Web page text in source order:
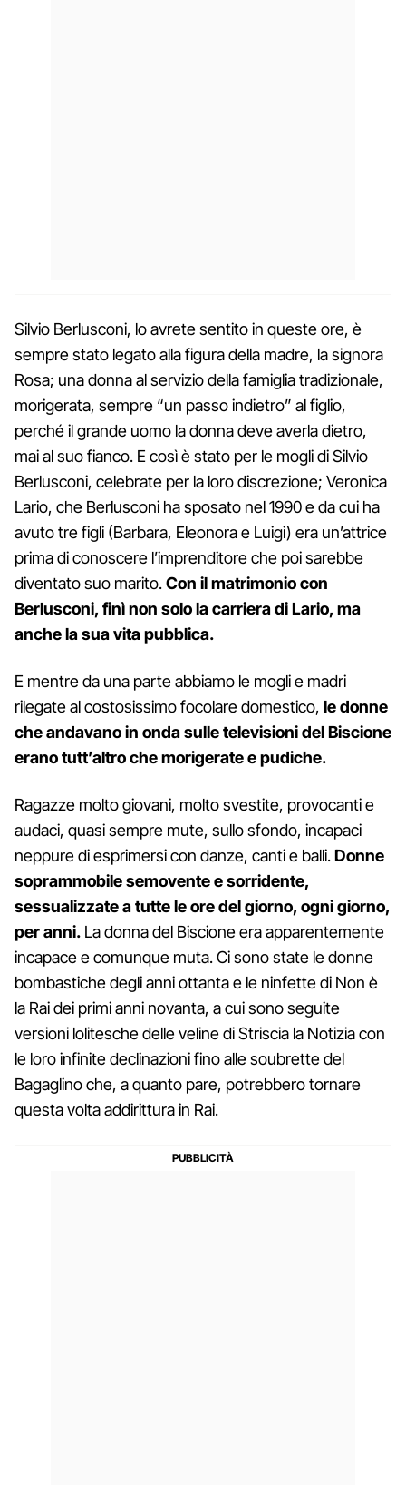
Silvio Berlusconi, lo avrete sentito in queste ore, è
sempre stato legato alla figura della madre, la signora
Rosa; una donna al servizio della famiglia tradizionale,
morigerata, sempre “un passo indietro” al figlio,
perché il grande uomo la donna deve averla dietro,
mai al suo fianco. E così è stato per le mogli di Silvio
Berlusconi, celebrate per la loro discrezione; Veronica
Lario, che Berlusconi ha sposato nel 1990 e da cui ha
avuto tre figli (Barbara, Eleonora e Luigi) era un’attrice
prima di conoscere l’imprenditore che poi sarebbe
diventato suo marito.Con il matrimonio con
Berlusconi, finì non solo la carriera di Lario, ma
anche la sua vita pubblica.
E mentre da una parte abbiamo le mogli e madri
rilegate al costosissimo focolare domestico, le donne
che andavano in onda sulle televisioni del Biscione
erano tutt’altro che morigerate e pudiche.
Ragazze molto giovani, molto svestite, provocanti e
audaci, quasi sempre mute, sullo sfondo, incapaci
neppure di esprimersi con danze, canti e balli.Donne
soprammobile semovente e sorridente,
sessualizzate a tutte le ore del giorno, ogni giorno,
per anni. La donna del Biscione era apparentemente
incapace e comunque muta. Ci sono state le donne
bombastiche degli anni ottanta e le ninfette di Non è
la Rai dei primi anni novanta, a cui sono seguite
versioni lolitesche delle veline di Striscia la Notizia con
le loro infinite declinazioni fino alle soubrette del
Bagaglino che, a quanto pare, potrebbero tornare
questa volta addirittura in Rai.